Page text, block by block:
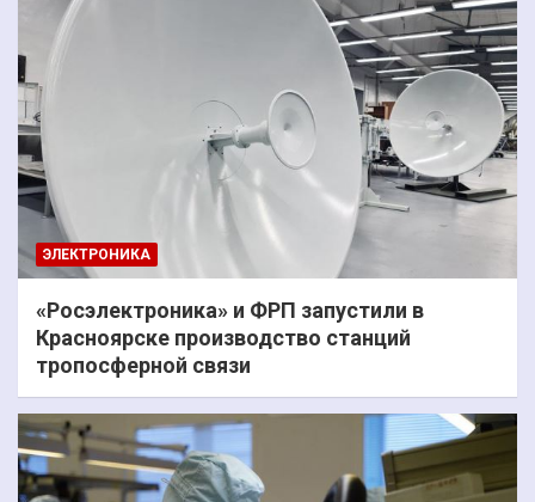
ЭЛЕКТРОНИКА
«Росэлектроника» и ФРП запустили в
Красноярске производство станций
тропосферной связи